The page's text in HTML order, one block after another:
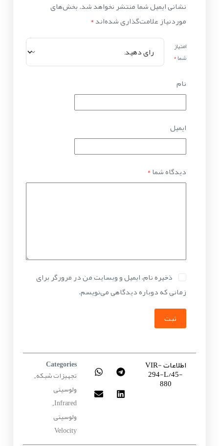
نشانی ایمیل شما منتشر نخواهد شد.بخش‌های
موردنیاز علامت‌گذاری شده‌اند*
امتیاز
شما*
نام
ایمیل
دیدگاه شما*
ذخیره نام، ایمیل و وبسایت من در مرورگر برای
زمانی که دوباره دیدگاهی می‌نویسم.
ثبت
اطلاعات VIR-
294-L/45-
880
Categories
تجهیزات شبکه,
ولوسیتی
Infrared
,
ولوسیتی
Velocity